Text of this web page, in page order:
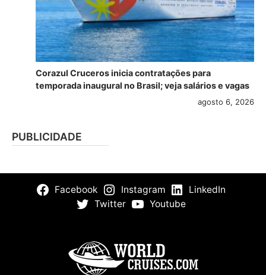
Corazul Cruceros inicia contratações para
temporada inaugural no Brasil; veja salários e vagas
agosto 6, 2026
PUBLICIDADE
Facebook Instagram
LinkedIn
Twitter
Youtube